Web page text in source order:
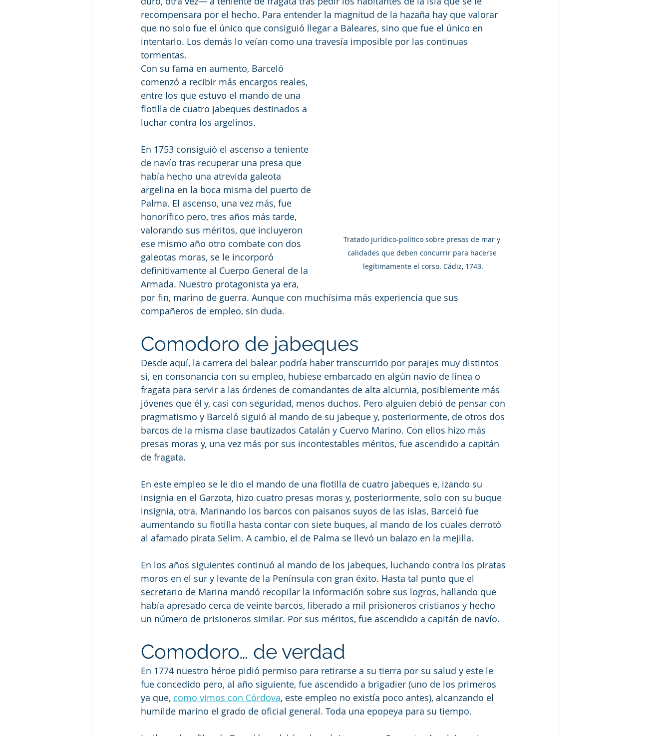
recompensara por el hecho. Para entender la magnitud de la hazaña hay que valorar
que no solo fue el único que consiguió llegar a Baleares, sino que fue el único en
intentarlo. Los demás lo veían como una travesía imposible por las continuas
tormentas.
Tratado jurídico-político sobre presas de mar y
calidades que deben concurrir para hacerse
legítimamente el corso. Cádiz, 1743.
Con su fama en aumento, Barceló
comenzó a recibir más encargos reales,
entre los que estuvo el mando de una
flotilla de cuatro jabeques destinados a
luchar contra los argelinos.
En 1753 consiguió el ascenso a teniente
de navío tras recuperar una presa que
había hecho una atrevida galeota
argelina en la boca misma del puerto de
Palma. El ascenso, una vez más, fue
honorífico pero, tres años más tarde,
valorando sus méritos, que incluyeron
ese mismo año otro combate con dos
galeotas moras, se le incorporó
definitivamente al Cuerpo General de la
Armada. Nuestro protagonista ya era,
por fin, marino de guerra. Aunque con muchísima más experiencia que sus
compañeros de empleo, sin duda.
Comodoro de jabeques
Desde aquí, la carrera del balear podría haber transcurrido por parajes muy distintos
si, en consonancia con su empleo, hubiese embarcado en algún navío de línea o
fragata para servir a las órdenes de comandantes de alta alcurnia, posiblemente más
jóvenes que él y, casi con seguridad, menos duchos. Pero alguien debió de pensar con
pragmatismo y Barceló siguió al mando de su jabeque y, posteriormente, de otros dos
barcos de la misma clase bautizados Catalán y Cuervo Marino. Con ellos hizo más
presas moras y, una vez más por sus incontestables méritos, fue ascendido a capitán
de fragata.
En este empleo se le dio el mando de una flotilla de cuatro jabeques e, izando su
insignia en el Garzota, hizo cuatro presas moras y, posteriormente, solo con su buque
insignia, otra. Marinando los barcos con paisanos suyos de las islas, Barceló fue
aumentando su flotilla hasta contar con siete buques, al mando de los cuales derrotó
al afamado pirata Selim. A cambio, el de Palma se llevó un balazo en la mejilla.
En los años siguientes continuó al mando de los jabeques, luchando contra los piratas
moros en el sur y levante de la Península con gran éxito. Hasta tal punto que el
secretario de Marina mandó recopilar la información sobre sus logros, hallando que
había apresado cerca de veinte barcos, liberado a mil prisioneros cristianos y hecho
un número de prisioneros similar. Por sus méritos, fue ascendido a capitán de navío.
Comodoro… de verdad
En 1774 nuestro héroe pidió permiso para retirarse a su tierra por su salud y este le
fue concedido pero, al año siguiente, fue ascendido a brigadier (uno de los primeros
ya que, como vimos con Córdova, este empleo no existía poco antes), alcanzando el
humilde marino el grado de oficial general. Toda una epopeya para su tiempo.